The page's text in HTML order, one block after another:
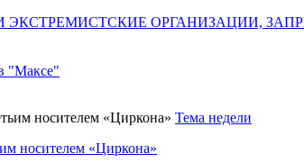
ЭКСТРЕМИСТСКИЕ ОРГАНИЗАЦИИ,
"Максе"
Тема недели
носителем «Циркона»